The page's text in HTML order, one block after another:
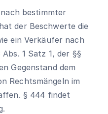
bestimmter
der Beschwerte die
ein Verkäufer nach
1 Satz 1, der §§
Gegenstand dem
Rechtsmängeln im
§ 444 findet